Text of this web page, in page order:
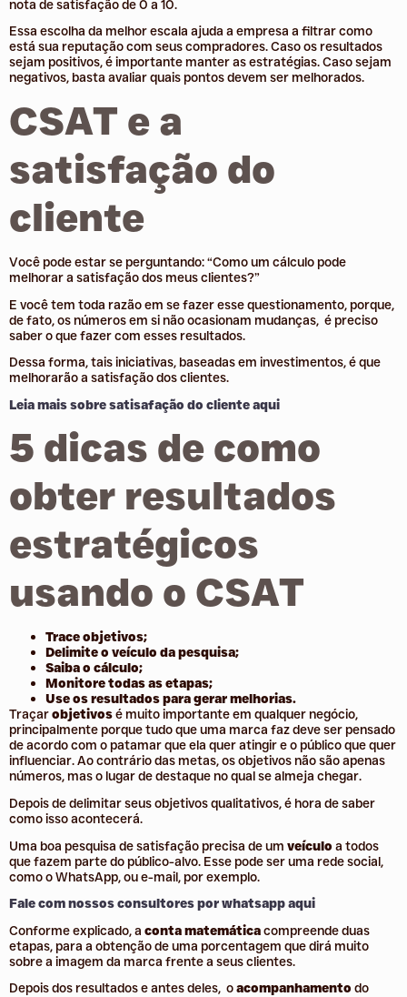
nota de satisfação de 0 a 10.
Essa escolha da melhor escala ajuda a empresa a filtrar como
está sua reputação com seus compradores. Caso os resultados
sejam positivos, é importante manter as estratégias. Caso sejam
negativos, basta avaliar quais pontos devem ser melhorados.
CSAT e a
satisfação do
cliente
Você pode estar se perguntando: “Como um cálculo pode
melhorar a satisfação dos meus clientes?”
E você tem toda razão em se fazer esse questionamento, porque,
de fato, os números em si não ocasionam mudanças, é preciso
saber o que fazer com esses resultados.
Dessa forma, tais iniciativas, baseadas em investimentos, é que
melhorarão a satisfação dos clientes.
Leia mais sobre satisafação do cliente aqui
5 dicas de como
obter resultados
estratégicos
usando o CSAT
Trace objetivos;
Delimite o veículo da pesquisa;
Saiba o cálculo;
Monitore todas as etapas;
Use os resultados para gerar melhorias.
Traçarobjetivosé muito importante em qualquer negócio,
principalmente porque tudo que uma marca faz deve ser pensado
de acordo com o patamar que ela quer atingir e o público que quer
influenciar. Ao contrário das metas, os objetivos não são apenas
números, mas o lugar de destaque no qual se almeja chegar.
Depois de delimitar seus objetivos qualitativos, é hora de saber
como isso acontecerá.
Uma boa pesquisa de satisfação precisa de um veículo a todos
que fazem parte do público-alvo. Esse pode ser uma rede social,
como o WhatsApp, ou e-mail, por exemplo.
Fale com nossos consultores por whatsapp aqui
Conforme explicado, a conta matemáticacompreende duas
etapas, para a obtenção de uma porcentagem que dirá muito
sobre a imagem da marca frente a seus clientes.
Depois dos resultados e antes deles, oacompanhamento do